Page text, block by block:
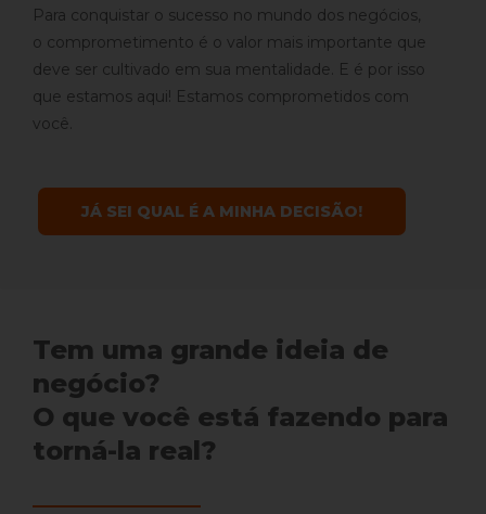
Para conquistar o sucesso no mundo dos negócios,
o comprometimento é o valor mais importante que
deve ser cultivado em sua mentalidade. E é por isso
que estamos aqui! Estamos comprometidos com
você.
JÁ SEI QUAL É A MINHA DECISÃO!
Tem uma grande ideia de
negócio?
O que você está fazendo para
torná-la real?